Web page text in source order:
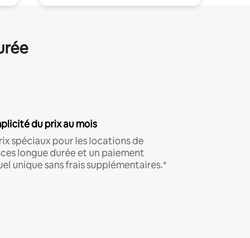
du prix au mois
spéciaux pour les locations de
longue durée et un paiement
unique sans frais supplémentaires.*